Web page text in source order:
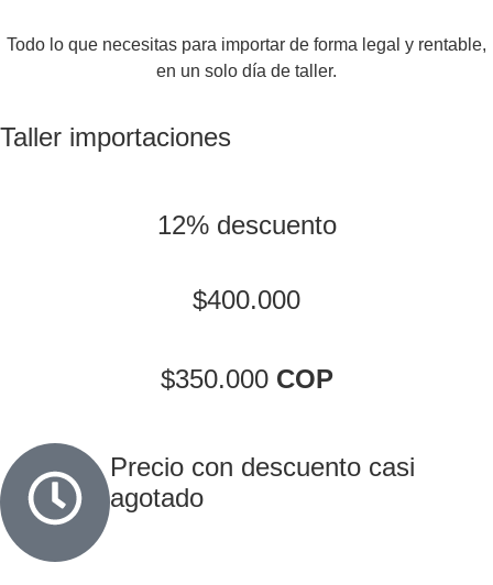
Todo lo que necesitas para importar de forma legal y rentable,
en un solo día de taller.
Taller importaciones
12% descuento
$400.000
$350.000 COP
Precio con descuento casi
agotado